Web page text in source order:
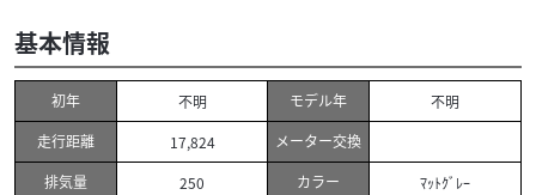
基本情報
初年 不明 モデル年
不明
走行距離
17,824
メーター交換
排気量
250 カラー
ﾏｯﾄｸﾞﾚｰ